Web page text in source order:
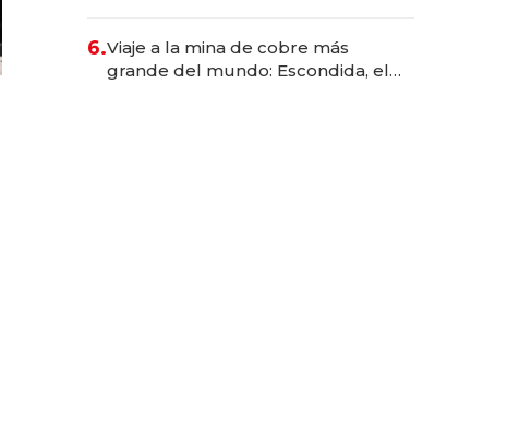
6.Viaje a la mina de cobre más
grande del mundo: Escondida, el